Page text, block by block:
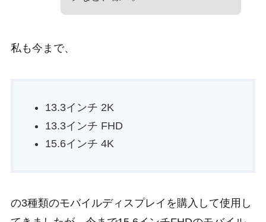
私も今まで、
13.3インチ 2K
13.3インチ FHD
15.6インチ 4K
の3種類のモバイルディスプレイを購入して使用し